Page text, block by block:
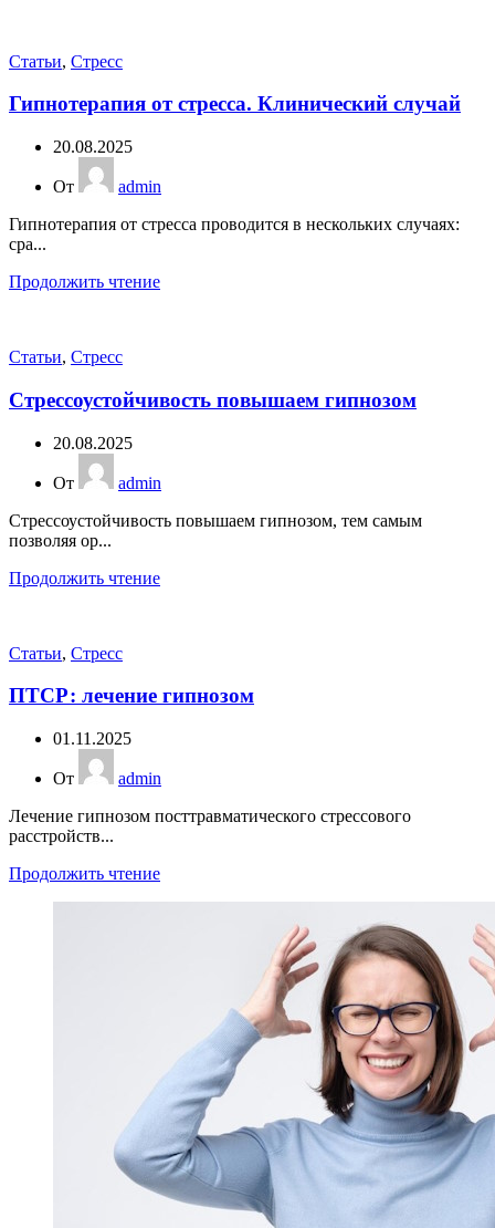
Статьи, Стресс
Гипнотерапия от стресса. Клинический случай
20.08.2025
От
admin
Гипнотерапия от стресса проводится в нескольких случаях:
сра...
Продолжить чтение
Статьи, Стресс
Стрессоустойчивость повышаем гипнозом
20.08.2025
От
admin
Стрессоустойчивость повышаем гипнозом, тем самым
позволяя ор...
Продолжить чтение
Статьи, Стресс
ПТСР: лечение гипнозом
01.11.2025
От
admin
Лечение гипнозом посттравматического стрессового
расстройств...
Продолжить чтение